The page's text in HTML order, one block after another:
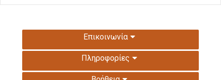
Επικοινωνία
Πληροφορίες